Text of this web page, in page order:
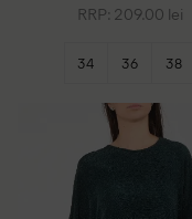
RRP: 209.00 lei
34 36 38